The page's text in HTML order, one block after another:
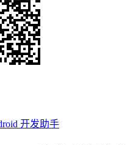
开发助手